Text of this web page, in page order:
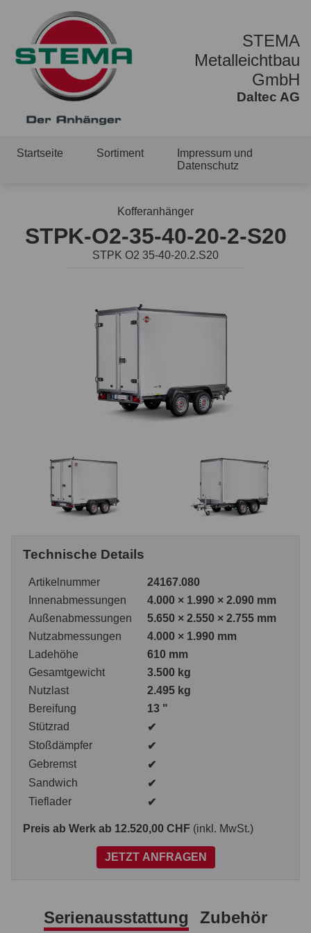
STEMA
Metalleichtbau
GmbH
Daltec AG
Startseite Sortiment
Impressum und
Datenschutz
Kofferanhänger
STPK-O2-35-40-20-2-S20
STPK O2 35-40-20.2.S20
Technische Details
Artikelnummer
24167.080
Innenabmessungen
4.000 × 1.990 × 2.090 mm
Außenabmessungen
5.650 × 2.550 × 2.755 mm
Nutzabmessungen
4.000 × 1.990 mm
Ladehöhe
610 mm
Gesamtgewicht
3.500 kg
Nutzlast
2.495 kg
Bereifung
13 "
Stützrad
✔
Stoßdämpfer
✔
Gebremst
✔
Sandwich
✔
Tieflader
✔
Preis ab Werk ab 12.520,00 CHF (inkl. MwSt.)
JETZT ANFRAGEN
Serienausstattung Zubehör